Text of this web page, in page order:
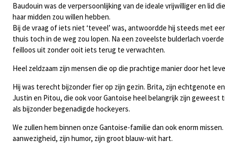
Baudouin was de verpersoonlijking van de ideale vrijwilliger en lid
haar midden zou willen hebben.
Bij de vraag of iets niet ‘teveel’ was, antwoordde hij steeds met
thuis toch in de weg zou lopen. Na een zoveelste bulderlach
feilloos uit zonder ooit iets terug te verwachten.
Heel zeldzaam zijn mensen die op die prachtige manier door het
Hij was terecht bijzonder fier op zijn gezin. Brita, zijn echtgenote
Justin en Pitou, die ook voor Gantoise heel belangrijk zijn geweest
als bijzonder begenadigde hockeyers.
We zullen hem binnen onze Gantoise-familie dan ook enorm
aanwezigheid, zijn humor, zijn groot blauw-wit hart.